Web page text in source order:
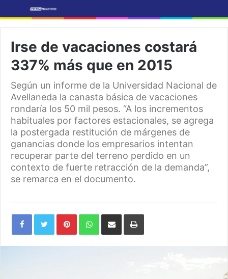
Irse de vacaciones costará
337% más que en 2015
Según un informe de la Universidad Nacional de
Avellaneda la canasta básica de vacaciones
rondaría los 50 mil pesos. “A los incrementos
habituales por factores estacionales, se agrega
la postergada restitución de márgenes de
ganancias donde los empresarios intentan
recuperar parte del terreno perdido en un
contexto de fuerte retracción de la demanda”,
se remarca en el documento.
PinterestWhatsAppShare
Email
Print